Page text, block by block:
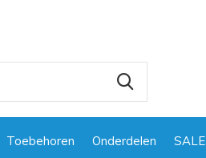
Toebehoren Onderdelen SALE